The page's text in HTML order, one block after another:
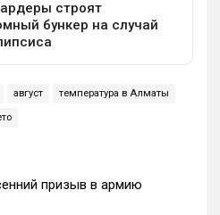
август температура в Алматы
призыв в армию